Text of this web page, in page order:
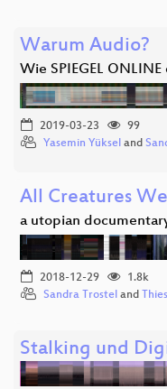
Warum Audio?
Wie SPIEGEL
2019-03-23
99
Yasemin Yüksel and
All Creatures
a utopian
2018-12-29
1.8k
Sandra Trostel and
Stalking und